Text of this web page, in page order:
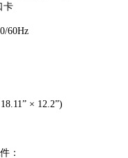
卡
60Hz
× 12.2”)
：